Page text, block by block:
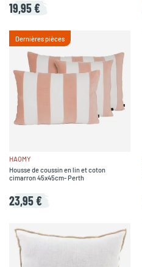
19,95 €
Dernières pièces
HAOMY
Housse de coussin en lin et coton
cimarron 45x45cm- Perth
23,95 €